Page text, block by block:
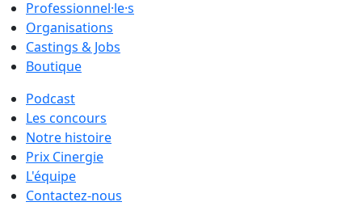
Professionnel·le·s
Organisations
Castings & Jobs
Boutique
Podcast
Les concours
Notre histoire
Prix Cinergie
L'équipe
Contactez-nous